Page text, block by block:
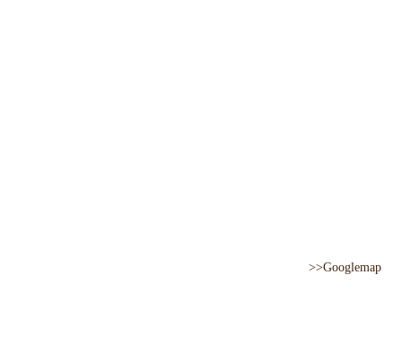
>>Googlemap